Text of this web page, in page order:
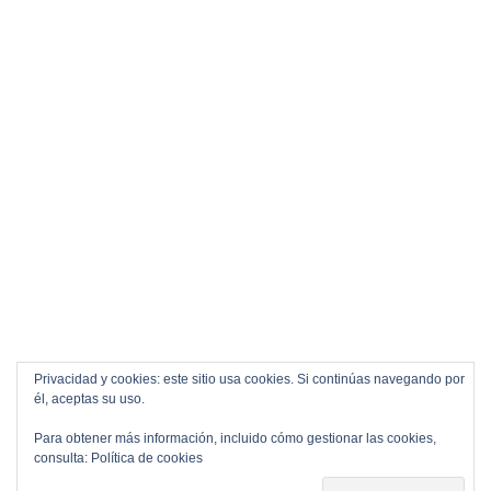
Privacidad y cookies: este sitio usa cookies. Si continúas navegando por
él, aceptas su uso.
Para obtener más información, incluido cómo gestionar las cookies,
consulta: Política de cookies